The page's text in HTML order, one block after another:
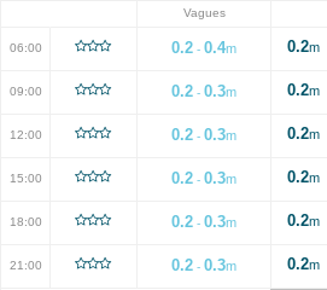
Vagues
06:00 0.2 -0.4m 0.2m
09:00 0.2 -0.3m 0.2m
12:00 0.2 -0.3m 0.2m
15:00 0.2 -0.3m 0.2m
18:00 0.2 -0.3m 0.2m
21:00 0.2 -0.3m 0.2m